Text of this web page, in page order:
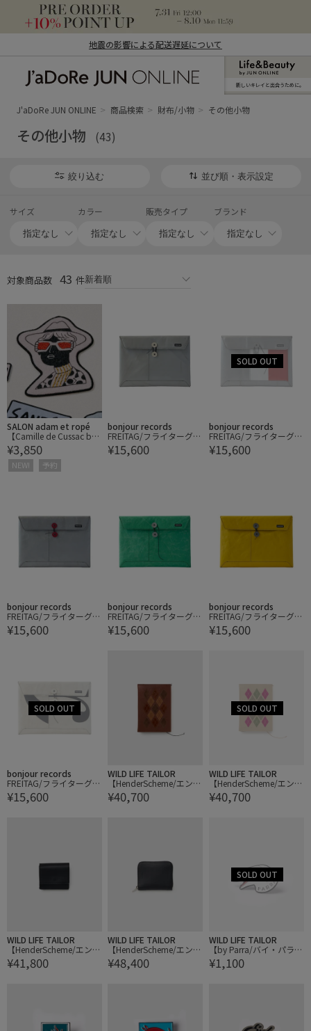
地震の影響による配送遅延について
ン オンライン）
新しいキレイと出合うために。
J'aDoRe JUN ONLINE 商品検索 財布/小物 その他小物
その他小物 (43)
絞り込む 並び順・表示設定
サイズ カラー 販売タイプ ブランド
対象商品数 43 件
SALON adam et ropé
【Camille de Cussac by
SALON】アイロン刺繍ワ
ッペン 大
¥3,850
NEW! 予約
bonjour records
FREITAG/フライターグ F
411 SLEEVE for Laptop
13/14 PADDED LAPTOP
¥15,600
bonjour records
FREITAG/フライターグ F
411 SLEEVE for Laptop
13/14 PADDED LAPTOP
¥15,600
bonjour records
FREITAG/フライターグ F
411 SLEEVE for Laptop
13/14 PADDED LAPTOP
¥15,600
bonjour records
FREITAG/フライターグ F
411 SLEEVE for Laptop
13/14 PADDED LAPTOP
¥15,600
bonjour records
FREITAG/フライターグ F
411 SLEEVE for Laptop
13/14 PADDED LAPTOP
¥15,600
bonjour records
FREITAG/フライターグ F
411 SLEEVE for Laptop
13/14 PADDED LAPTOP
¥15,600
WILD LIFE TAILOR
【HenderScheme/エンダ
ースキーマ】argyle boo
k cover
¥40,700
WILD LIFE TAILOR
【HenderScheme/エンダ
ースキーマ】argyle boo
k cover
¥40,700
WILD LIFE TAILOR
【HenderScheme/エンダ
ースキーマ】billfold
¥41,800
WILD LIFE TAILOR
【HenderScheme/エンダ
ースキーマ】square zip
purse
¥48,400
WILD LIFE TAILOR
【by Parra/バイ・パラ】
enamel pin
¥1,100